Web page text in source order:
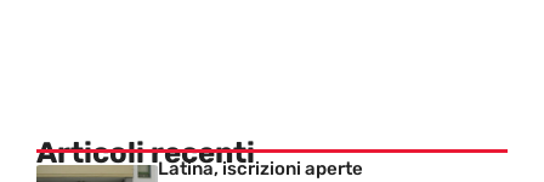
Articoli recentiLatina, iscrizioni aperte